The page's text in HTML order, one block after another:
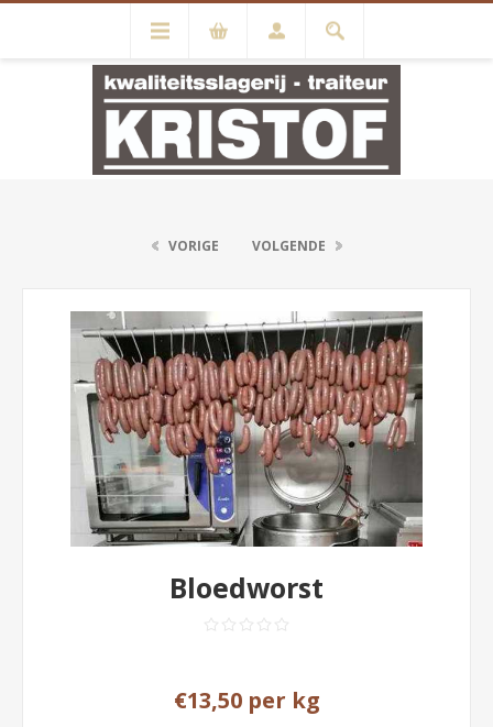
VORIGE VOLGENDE
Bloedworst
€13,50 per kg